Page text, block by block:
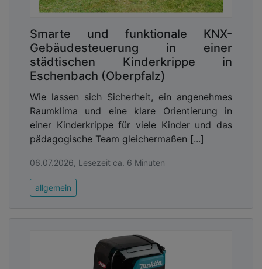
Smarte und funktionale KNX-
Gebäudesteuerung in einer
städtischen Kinderkrippe in
Eschenbach (Oberpfalz)
Wie lassen sich Sicherheit, ein angenehmes
Raumklima und eine klare Orientierung in
einer Kinderkrippe für viele Kinder und das
pädagogische Team gleichermaßen [...]
06.07.2026, Lesezeit ca. 6 Minuten
allgemein